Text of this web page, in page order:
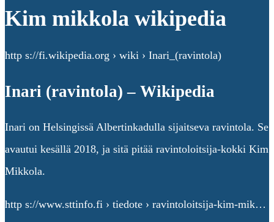
Kim mikkola wikipedia
http s://fi.wikipedia.org › wiki › Inari_(ravintola)
Inari (ravintola) – Wikipedia
Inari on Helsingissä Albertinkadulla sijaitseva ravintola. Se
avautui kesällä 2018, ja sitä pitää ravintoloitsija-kokki Kim
Mikkola.
http s://www.sttinfo.fi › tiedote › ravintoloitsija-kim-mik…